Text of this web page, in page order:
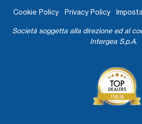
Cookie Policy Privacy Policy
Società soggetta alla direzione ed al
Intergea S.p.A.